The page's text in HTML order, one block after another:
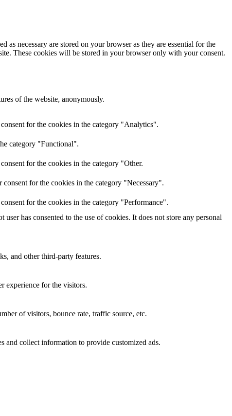
necessary are stored on your browser as they are essential for the
These cookies will be stored in your browser only with your consent.
of the website, anonymously.
for the cookies in the category "Analytics".
category "Functional".
for the cookies in the category "Other.
for the cookies in the category "Necessary".
for the cookies in the category "Performance".
has consented to the use of cookies. It does not store any personal
and other third-party features.
experience for the visitors.
of visitors, bounce rate, traffic source, etc.
and collect information to provide customized ads.